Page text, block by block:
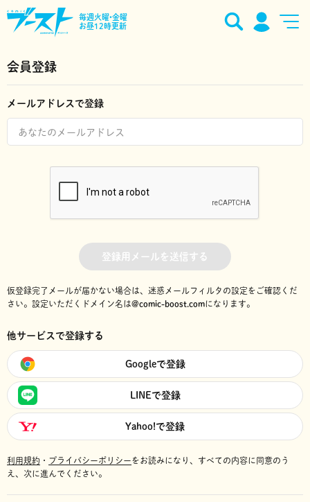
毎週火曜•金曜
お昼12時更新
会員登録
メールアドレスで登録
登録用メールを送信する
仮登録完了メールが届かない場合は、迷惑メールフィルタの設定をご確認くだ
さい。 設定いただくドメイン名は@comic-boost.comになります。
他サービスで登録する
Googleで登録
LINEで登録
Yahoo!で登録
利用規約 ・ プライバシーポリシーをお読みになり、 すべての内容に同意のう
え、次に進んでください。